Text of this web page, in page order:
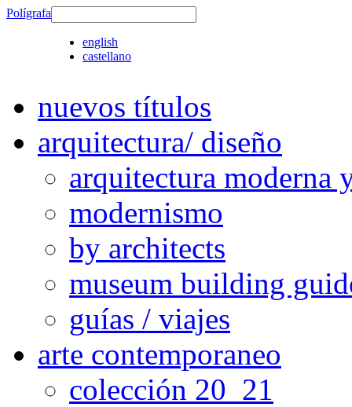
Polígrafa
english
castellano
nuevos títulos
arquitectura/ diseño
arquitectura moderna
modernismo
by architects
museum building
guías / viajes
arte contemporaneo
colección 20_21